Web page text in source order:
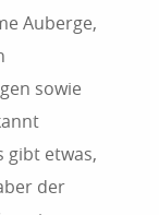
Auberge,
sowie
gibt etwas,
der